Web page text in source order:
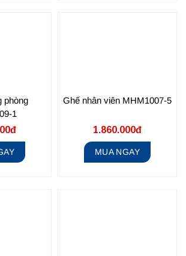
phòng
1
Ghế nhân viên MHM1007-5
1.860.000đ
MUA NGAY